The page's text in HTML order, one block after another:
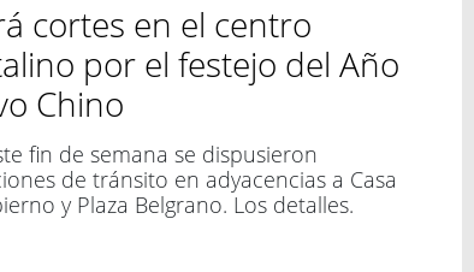
cortes en el centro
por el festejo del Año
Chino
fin de semana se dispusieron
de tránsito en adyacencias a Casa
y Plaza Belgrano. Los detalles.